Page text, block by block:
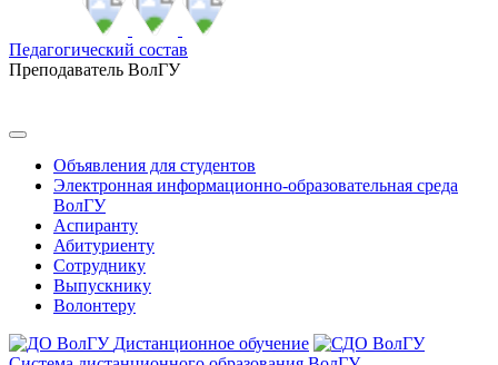
Педагогический состав
Преподаватель ВолГУ
Объявления для студентов
Электронная информационно-образовательная среда
ВолГУ
Аспиранту
Абитуриенту
Сотруднику
Выпускнику
Волонтеру
Дистанционное обучение